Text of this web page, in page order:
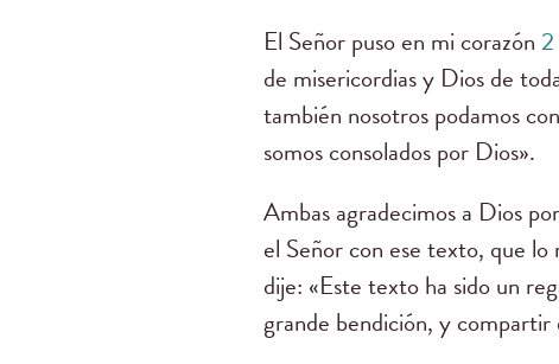
El Señor puso en mi corazón
de misericordias y Dios de
también nosotros podamos
somos consolados por Dios».
Ambas agradecimos a Dios
el Señor con ese texto, que
dije: «Este texto ha sido un
grande bendición, y compartir